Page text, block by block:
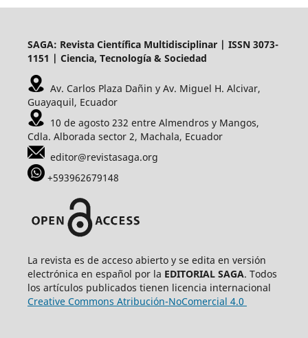
SAGA: Revista Científica Multidisciplinar | ISSN 3073-
1151 | Ciencia, Tecnología & Sociedad
Av. Carlos Plaza Dañin y Av. Miguel H. Alcivar,
Guayaquil, Ecuador
10 de agosto 232 entre Almendros y Mangos,
Cdla. Alborada sector 2, Machala, Ecuador
editor@revistasaga.org
+593962679148
La revista es de acceso abierto y se edita en versión
electrónica en español por la EDITORIAL SAGA. Todos
los artículos publicados tienen licencia internacional
Creative Commons Atribución-NoComercial 4.0